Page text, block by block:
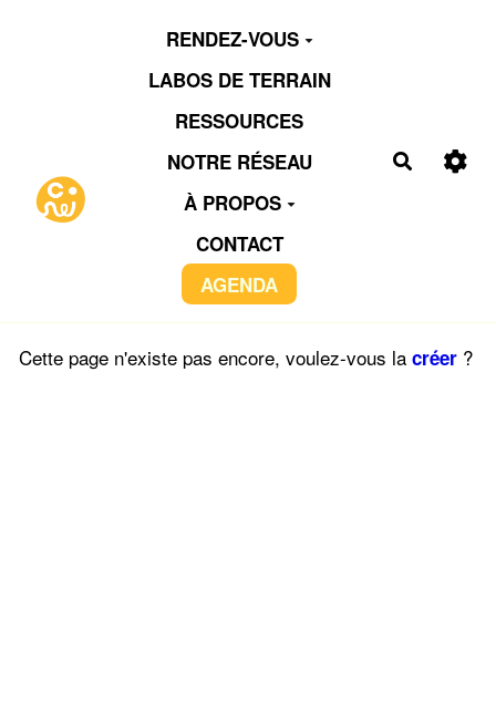
Aller au contenu principal
RENDEZ-VOUS
LABOS DE TERRAIN
RESSOURCES
NOTRE RÉSEAU
À PROPOS
CONTACT
AGENDA
Cette page n'existe pas encore, voulez-vous la créer ?